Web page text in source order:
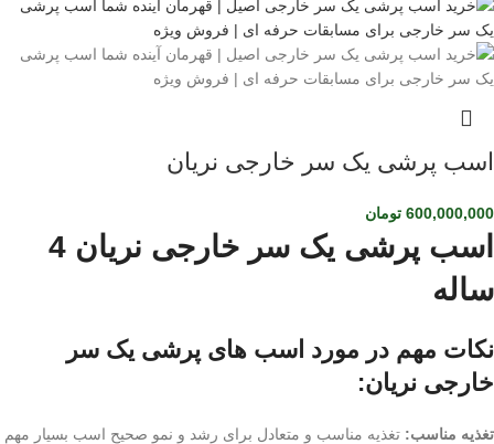
اسب پرشی یک سر خارجی نریان
600,000,000 تومان
اسب پرشی یک سر خارجی نریان 4
ساله
نکات مهم در مورد اسب های پرشی یک سر
خارجی نریان:
تغذیه مناسب: تغذیه مناسب و متعادل برای رشد و نمو صحیح اسب بسیار مهم